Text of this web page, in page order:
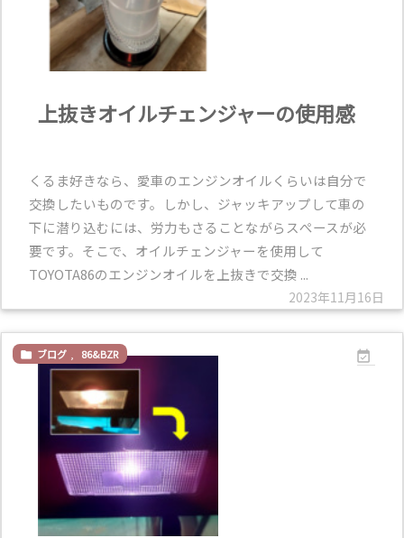
2023年11月16日
上抜きオイルチェンジャーの使用感
くるま好きなら、愛車のエンジンオイルくらいは自分で
交換したいものです。しかし、ジャッキアップして車の
下に潜り込むには、労力もさることながらスぺースが必
要です。そこで、オイルチェンジャーを使用して
TOYOTA86のエンジンオイルを上抜きで交換 ...

 ブログ 86&BZR